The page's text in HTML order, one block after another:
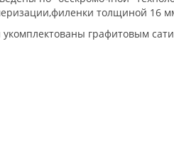
толщиной 16
графитовым